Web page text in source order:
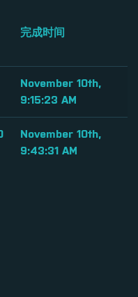
完成时间
November 10th,
9:15:23 AM
November 10th,
9:43:31 AM